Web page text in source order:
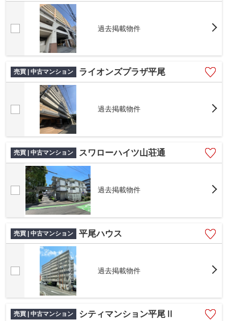
過去掲載物件
売買 | 中古マンション ライオンズプラザ平尾
過去掲載物件
売買 | 中古マンション スワローハイツ山荘通
過去掲載物件
売買 | 中古マンション 平尾ハウス
過去掲載物件
売買 | 中古マンション シティマンション平尾Ⅱ